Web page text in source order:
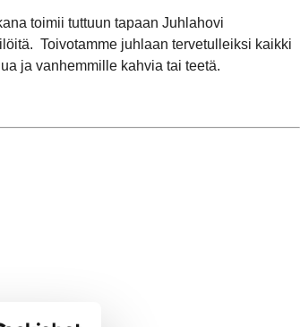
toimii tuttuun tapaan Juhlahovi
Toivotamme juhlaan tervetulleiksi kaikki
ja vanhemmille kahvia tai teetä.⁠